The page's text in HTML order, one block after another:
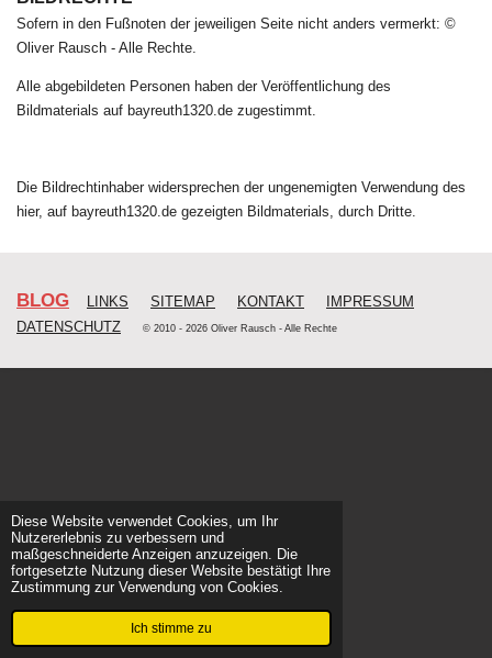
Diese Website verwendet Cookies, um Ihr
Nutzererlebnis zu verbessern und
maßgeschneiderte Anzeigen anzuzeigen. Die
fortgesetzte Nutzung dieser Website bestätigt Ihre
Zustimmung zur Verwendung von Cookies.
Ich stimme zu
Sofern in den Fußnoten der jeweiligen Seite nicht anders vermerkt: ©
Oliver Rausch - Alle Rechte.
Alle abgebildeten Personen haben der Veröffentlichung des
Bildmaterials auf bayreuth1320.de zugestimmt.
Die Bildrechtinhaber widersprechen der ungenemigten Verwendung des
hier, auf bayreuth1320.de gezeigten Bildmaterials, durch Dritte.
BLOG LINKS SITEMAP KONTAKT
IMPRESSUM
DATENSCHUTZ
© 2010 - 2026 Oliver Rausch - Alle Rechte